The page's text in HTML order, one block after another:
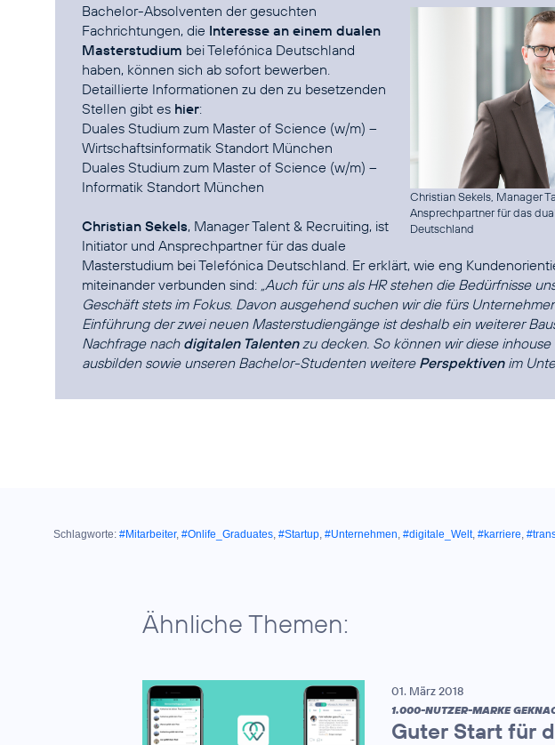
Christian Sekels, Manager
Ansprechpartner für das
Deutschland
Bachelor-Absolventen der gesuchten
Fachrichtungen, die Interesse an einem dualen
Masterstudium bei Telefónica Deutschland
haben, können sich ab sofort bewerben.
Detaillierte Informationen zu den zu besetzenden
Stellen gibt es hier
Duales Studium zum Master of Science (w/m) –
Wirtschaftsinformatik Standort München
Duales Studium zum Master of Science (w/m) –
Informatik Standort München
Christian Sekels, Manager Talent & Recruiting, ist
Initiator und Ansprechpartner für das duale
Masterstudium bei Telefónica Deutschland. Er erklärt, wie eng
miteinander verbunden sind: „Auch für uns als HR stehen die Bedürfnisse
Geschäft stets im Fokus. Davon ausgehend suchen wir die fürs
Einführung der zwei neuen Masterstudiengänge ist deshalb ein weiterer
Nachfrage nach digitalen Talentenzu decken. So können wir diese
ausbilden sowie unseren Bachelor-Studenten weitere Perspektivenim
Schlagworte: #Mitarbeiter, #Onlife_Graduates, #Startup, #Unternehmen, #digitale_Welt, #karriere,
Ähnliche Themen:
01. März 2018
1.000-NUTZER-MARKE
Guter Start für